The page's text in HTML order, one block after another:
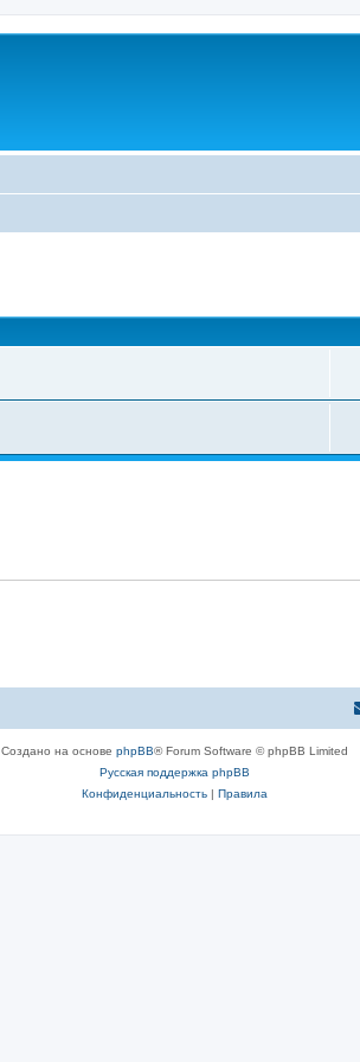
Создано на основе phpBB® Forum Software © phpBB Limited
Русская поддержка phpBB
Конфиденциальность| Правила